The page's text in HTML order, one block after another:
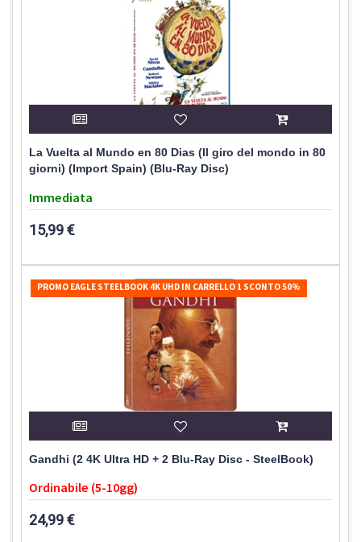
La Vuelta al Mundo en 80 Dias (Il giro del mondo in 80
giorni) (Import Spain) (Blu-Ray Disc)
Immediata
15,99 €
PROMO EAGLE STEELBOOK 4K UHD IN CARRELLO 1 SCONTO 50%
Gandhi (2 4K Ultra HD + 2 Blu-Ray Disc - SteelBook)
Ordinabile (5-10gg)
24,99 €